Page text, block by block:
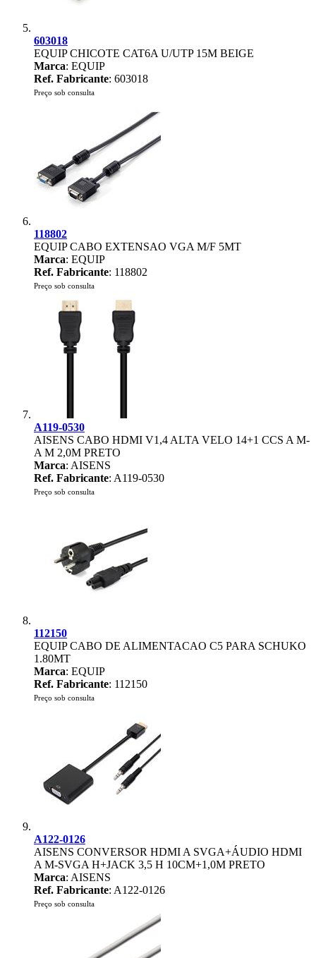
603018
EQUIP CHICOTE CAT6A U/UTP 15M BEIGE
Marca: EQUIP
Ref. Fabricante: 603018
Preço sob consulta
118802
EQUIP CABO EXTENSAO VGA M/F 5MT
Marca: EQUIP
Ref. Fabricante: 118802
Preço sob consulta
A119-0530
AISENS CABO HDMI V1,4 ALTA VELO 14+1 CCS A M-
A M 2,0M PRETO
Marca: AISENS
Ref. Fabricante: A119-0530
Preço sob consulta
112150
EQUIP CABO DE ALIMENTACAO C5 PARA SCHUKO
1.80MT
Marca: EQUIP
Ref. Fabricante: 112150
Preço sob consulta
A122-0126
AISENS CONVERSOR HDMI A SVGA+ÁUDIO HDMI
A M-SVGA H+JACK 3,5 H 10CM+1,0M PRETO
Marca: AISENS
Ref. Fabricante: A122-0126
Preço sob consulta